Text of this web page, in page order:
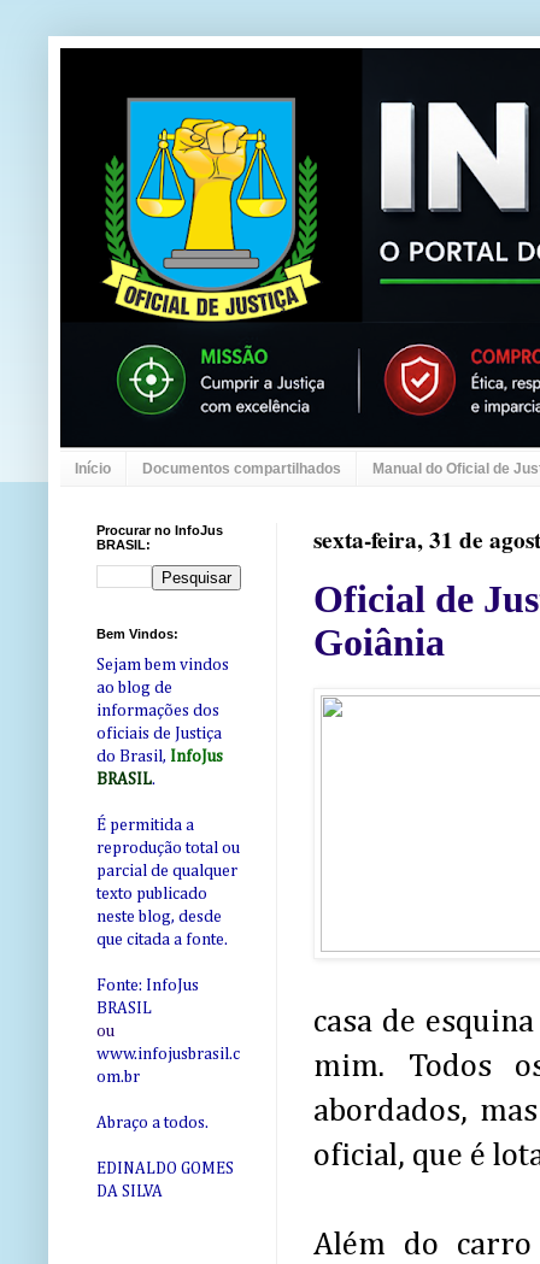
Início Documentos compartilhados Manual do Oficial de
sexta-feira, 31 de
Oficial de
Goiânia
casa de
mim. Todos
abordados,
oficial, que é
Além do
Procurar no InfoJus
BRASIL:
Bem Vindos:
Sejam bem vindos
ao blog de
informações dos
oficiais de Justiça
do Brasil, InfoJus
BRASIL.
É permitida a
reprodução total ou
parcial de qualquer
texto publicado
neste blog, desde
que citada a fonte.
Fonte: InfoJus
BRASIL
ou
www.infojusbrasil.c
om.br
Abraço a todos.
EDINALDO GOMES
DA SILVA